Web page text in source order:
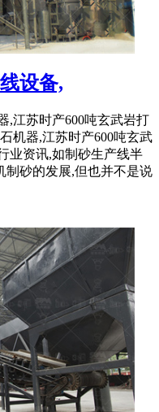
设备,
,江苏时产600吨玄武岩打
机器,江苏时产600吨玄武
业资讯,如制砂生产线半
制砂的发展,但也并不是说